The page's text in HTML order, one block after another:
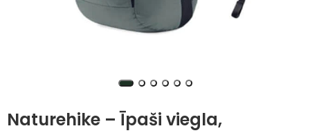
Naturehike – Īpaši viegla,